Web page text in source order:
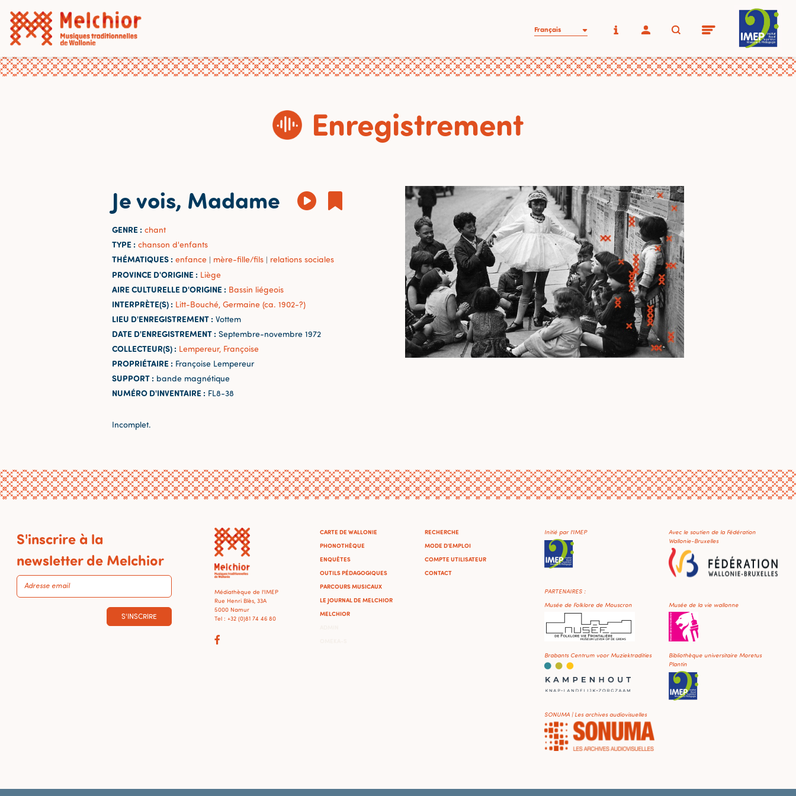
Français
Enregistrement
Je vois, Madame
GENRE : chant
TYPE : chanson d'enfants
THÉMATIQUES : enfance | mère-fille/fils | relations sociales
PROVINCE D'ORIGINE : Liège
AIRE CULTURELLE D'ORIGINE : Bassin liégeois
INTERPRÈTE(S) : Litt-Bouché, Germaine (ca. 1902-?)
LIEU D'ENREGISTREMENT : Vottem
DATE D'ENREGISTREMENT : Septembre-novembre 1972
COLLECTEUR(S) : Lempereur, Françoise
PROPRIÉTAIRE : Françoise Lempereur
SUPPORT : bande magnétique
NUMÉRO D'INVENTAIRE : FL8-38
Incomplet.
S'inscrire à la
newsletter de Melchior
S'INSCRIRE
Médiathèque de l'IMEP
Rue Henri Blès, 33A
5000 Namur
Tel : +32 (0)81 74 46 80
CARTE DE WALLONIE
PHONOTHÈQUE
ENQUÊTES
OUTILS PÉDAGOGIQUES
PARCOURS MUSICAUX
LE JOURNAL DE MELCHIOR
MELCHIOR
RECHERCHE
MODE D'EMPLOI
COMPTE UTILISATEUR
CONTACT
Initié par l'IMEP
Avec le soutien de la Fédération
Wallonie-Bruxelles
PARTENAIRES :
Musée de Folklore de Mouscron
Musée de la vie wallonne
Brabants Centrum voor Muziektradities
Bibliothèque universitaire Moretus
Plantin
SONUMA | Les archives audiovisuelles